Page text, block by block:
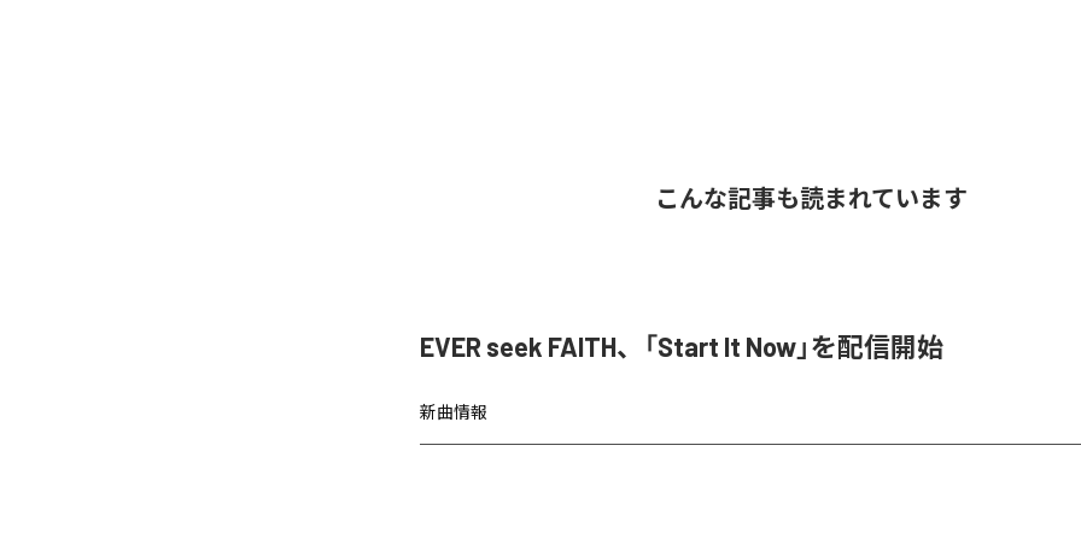
こんな記事も読まれています
EVER seek FAITH、「Start It Now」を配信開始
新曲情報